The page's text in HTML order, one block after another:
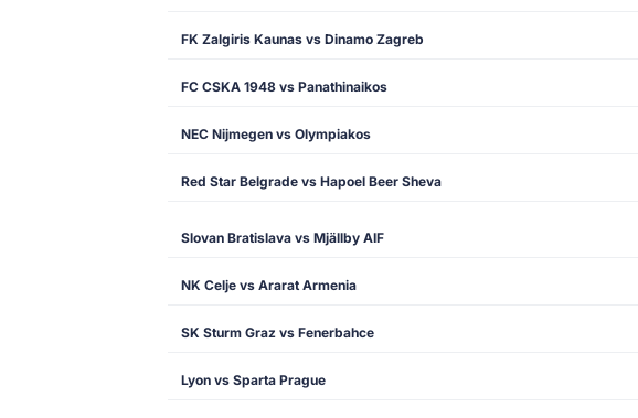
FK Zalgiris Kaunas vs Dinamo Zagreb
FC CSKA 1948 vs Panathinaikos
NEC Nijmegen vs Olympiakos
Red Star Belgrade vs Hapoel Beer Sheva
Slovan Bratislava vs Mjällby AIF
NK Celje vs Ararat Armenia
SK Sturm Graz vs Fenerbahce
Lyon vs Sparta Prague